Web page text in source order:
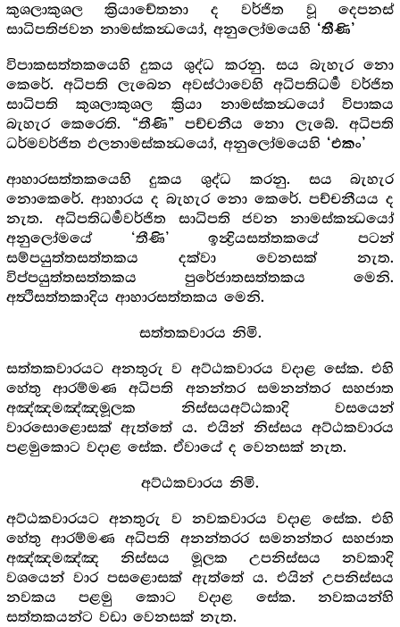
කුශලාකුශල ක්‍රියාචේතනා ද වර්ජිත වූ දෙපනස්
සාධිපතිජවන නාමස්කන්‍ධයෝ, අනුලෝමයෙහි ‘තීණි’
විපාකසත්තකයෙහි දුකය ශුද්ධ කරනු. සය බැහැර නො
කෙරේ. අධිපති ලැබෙන අවස්ථාවෙහි අධිපතිධර්‍ම වර්ජිත
සාධිපති කුශලාකුශල ක්‍රියා නාමස්කන්‍ධයෝ විපාකය
බැහැර කෙරෙති. “තීණි” පච්චනීය නො ලැබේ. අධිපති
ධර්මවර්ජිත ඵලනාමස්කන්‍ධයෝ, අනුලෝමයෙහි ‘එකං’
ආහාරසත්තකයෙහි දුකය ශුද්ධ කරනු. සය බැහැර
නොකෙරේ. ආහාරය ද බැහැර නො කෙරේ. පච්චනීයය ද
නැත. අධිපතිධර්‍මවර්ජිත සාධිපති ජවන නාමස්කන්‍ධයෝ
අනුලෝමයේ ‘තීණි’ ඉන්‍ද්‍රියසත්තකයේ පටන්
සම්පයුත්තසත්තකය දක්වා වෙනසක් නැත.
විප්පයුත්තසත්තකය පුරේජාතසත්තකය මෙනි.
අත්‍ථිසත්තකාදිය ආහාරසත්තකය මෙනි.
සත්තකවාරය නිමි.
සත්තකවාරයට අනතුරු ව අට්ඨකවාරය වදාළ සේක. එහි
හේතු ආරම්මණ අධිපති අනන්තර සමනන්තර සහජාත
අඤ්ඤමඤ්ඤමූලක නිස්සයඅට්ඨකාදි වසයෙන්
වාරසොළොසක් ඇත්තේ ය. එයින් නිස්සය අට්ඨකවාරය
පළමුකොට වදාළ සේක. ඒවායේ ද වෙනසක් නැත.
අට්ඨකවාරය නිමි.
අට්ඨකවාරයට අනතුරු ව නවකවාරය වදාළ සේක. එහි
හේතු ආරම්මණ අධිපති අනන්තරර සමනන්තර සහජාත
අඤ්ඤමඤ්ඤ නිස්සය මූලක උපනිස්සය නවකාදි
වශයෙන් වාර පසළොසක් ඇත්තේ ය. එයින් උපනිස්සය
නවකය පළමු කොට වදාළ සේක. නවකයන්හි
සත්තකයන්ට වඩා වෙනසක් නැත.